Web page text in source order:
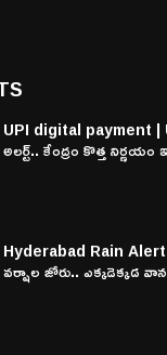
UPI digital payment |
అలర్ట్.. కేంద్రం కొత్త నిర్ణయం
Hyderabad Rain
వర్షాల జోరు.. ఎక్కడెక్కడ